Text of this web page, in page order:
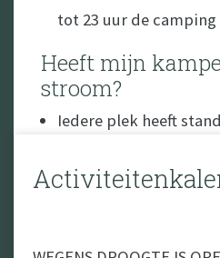
tot 23 uur de
Heeft mijn
stroom?
Iedere plek heeft
als extra optie 10
mijn